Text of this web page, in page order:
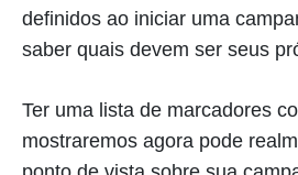
definidos ao iniciar uma
saber quais devem ser seus
Ter uma lista de marcadores
mostraremos agora pode